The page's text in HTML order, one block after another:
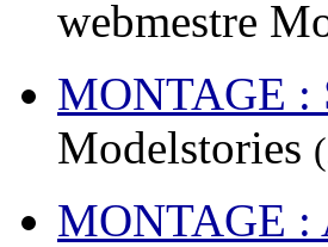
webmestre
MONTAGE :
Modelstories
MONTAGE :